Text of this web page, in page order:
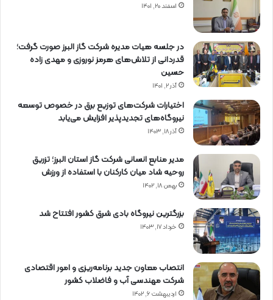
اسفند ۲۰, ۱۴۰۱
در جلسه هیات مدیره شرکت گاز البرز صورت گرفت؛
قدردانی از تلاش‌های هرمز نوروزی و مهدی زاده
حسین
آذر ۲, ۱۴۰۱
اختیارات شرکت‌های توزیع برق در خصوص توسعه
نیروگاه‌های تجدیدپذیر افزایش می‌یابد
آذر ۱۸, ۱۴۰۳
مدیر منابع انسانی شرکت گاز استان البرز؛ تزریق
روحیه شاد میان کارکنان با استفاده از ورزش
بهمن ۱۸, ۱۴۰۲
بزرگترین نیروگاه بادی شرق کشور افتتاح شد
خرداد ۱۷, ۱۴۰۳
انتصاب معاون جدید برنامه‌ریزی و امور اقتصادی
شرکت مهندسی آب و فاضلاب کشور
اردیبهشت ۶, ۱۴۰۲